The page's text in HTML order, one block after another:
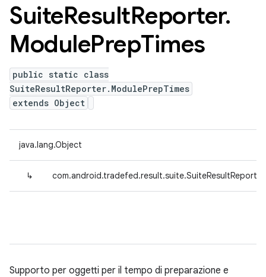
SuiteResultReporter.
ModulePrepTimes
public static class
SuiteResultReporter.ModulePrepTimes
extends Object
java.lang.Object
↳
Supporto per oggetti per il tempo di preparazione e